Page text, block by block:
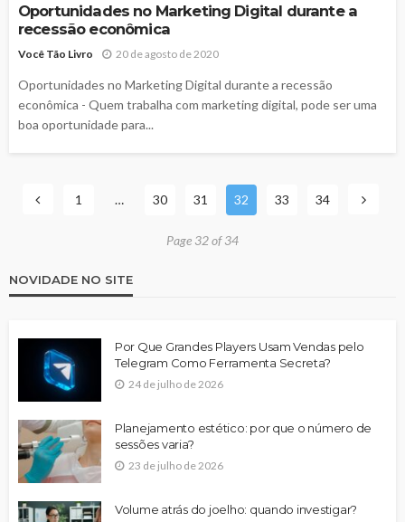
Oportunidades no Marketing Digital durante a
recessão econômica
Você Tão Livro 20 de agosto de 2020
Oportunidades no Marketing Digital durante a recessão
econômica - Quem trabalha com marketing digital, pode ser uma
boa oportunidade para...
1 … 30 31 32 33 34
Page 32 of 34
NOVIDADE NO SITE
Por Que Grandes Players Usam Vendas pelo
Telegram Como Ferramenta Secreta?
24 de julho de 2026
Planejamento estético: por que o número de
sessões varia?
23 de julho de 2026
Volume atrás do joelho: quando investigar?